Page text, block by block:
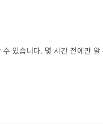
있습니다. 몇 시간 전에만